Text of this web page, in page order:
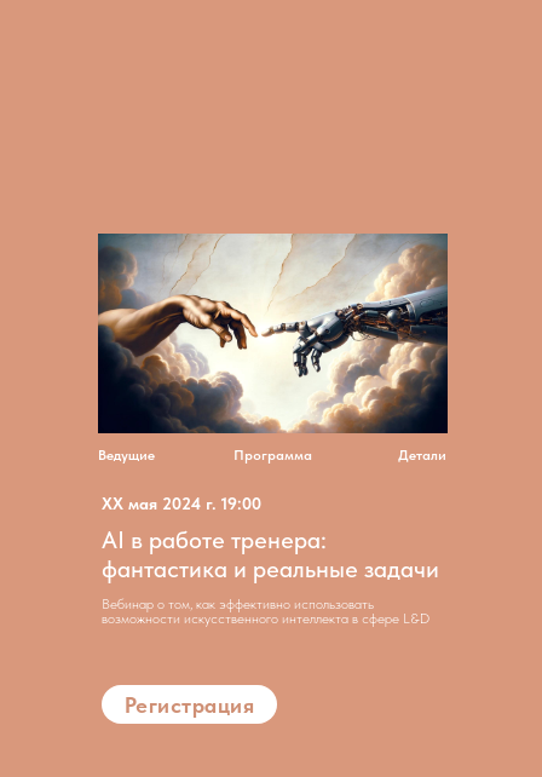
AI в работе тренера:
фантастика и реальные задачи
Регистрация
Вебинар о том, как эффективно использовать
возможности искусственного интеллекта в сфере L&D
ХХ мая 2024 г. 19:00
Ведущие Детали
Программа